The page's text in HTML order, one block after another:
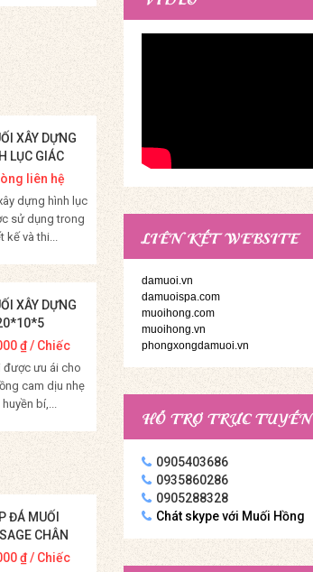
Mua Hàng
XÂY DỰNG
LỤC GIÁC
liên hệ
dựng hình lục
sử dụng trong
kế và thi...
Mua Hàng
XÂY DỰNG
₫/ Chiếc
được ưu ái cho
cam dịu nhẹ
bí,...
Mua Hàng
ĐÁ MUỐI
CHÂN
₫/ Chiếc
LIÊN KẾT WEBSITE
damuoi.vn
damuoispa.com
muoihong.com
muoihong.vn
phongxongdamuoi.vn
HỖ TRỢ TRỰC TUYẾN
0905403686
0935860286
0905288328
Chát skype với Muối Hồng